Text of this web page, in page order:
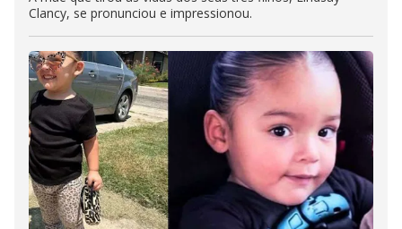
Clancy, se pronunciou e impressionou.